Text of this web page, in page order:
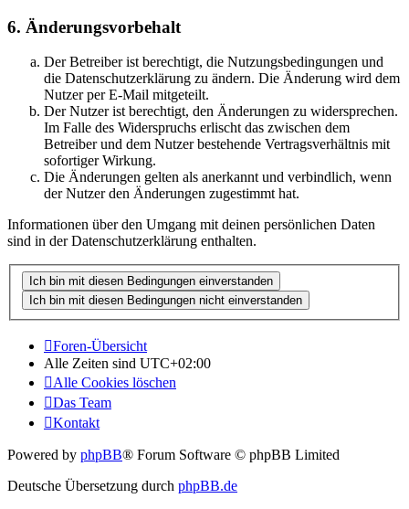
6. Änderungsvorbehalt
Der Betreiber ist berechtigt, die Nutzungsbedingungen und
die Datenschutzerklärung zu ändern. Die Änderung wird dem
Nutzer per E-Mail mitgeteilt.
Der Nutzer ist berechtigt, den Änderungen zu widersprechen.
Im Falle des Widerspruchs erlischt das zwischen dem
Betreiber und dem Nutzer bestehende Vertragsverhältnis mit
sofortiger Wirkung.
Die Änderungen gelten als anerkannt und verbindlich, wenn
der Nutzer den Änderungen zugestimmt hat.
Informationen über den Umgang mit deinen persönlichen Daten
sind in der Datenschutzerklärung enthalten.
Foren-Übersicht
Alle Zeiten sind UTC+02:00
Alle Cookies löschen
Das Team
Kontakt
Powered by phpBB® Forum Software © phpBB Limited
Deutsche Übersetzung durch phpBB.de